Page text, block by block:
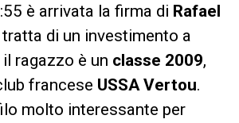
è arrivata la firma di Rafael
tratta di un investimento a
ragazzo è un classe 2009,
francese USSA Vertou.
molto interessante per